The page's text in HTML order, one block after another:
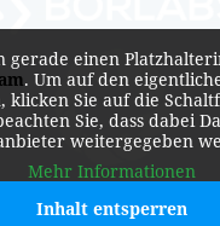
gerade einen
. Um auf den
klicken Sie auf die
Sie, dass dabei
weitergegeben
Mehr Informationen
Inhalt entsperren